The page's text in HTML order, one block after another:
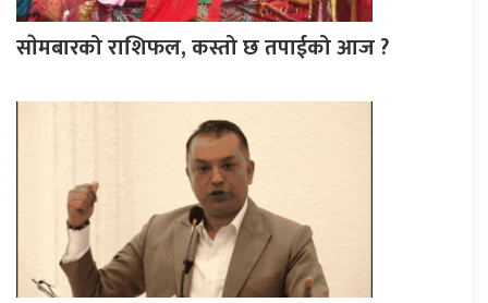
साेमबारको राशिफल, कस्तो छ तपाईको आज ?